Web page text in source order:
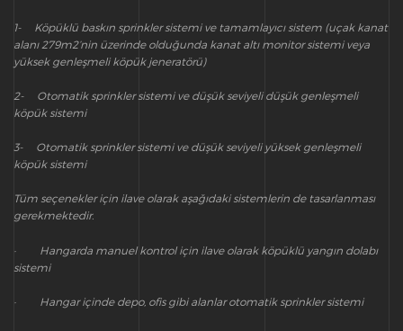
1- Köpüklü baskın sprinkler sistemi ve tamamlayıcı sistem (uçak kanat
alanı 279m2’nin üzerinde olduğunda kanat altı monitor sistemi veya
yüksek genleşmeli köpük jeneratörü)
2- Otomatik sprinkler sistemi ve düşük seviyeli düşük genleşmeli
köpük sistemi
3- Otomatik sprinkler sistemi ve düşük seviyeli yüksek genleşmeli
köpük sistemi
Tüm seçenekler için ilave olarak aşağıdaki sistemlerin de tasarlanması
gerekmektedir.
· Hangarda manuel kontrol için ilave olarak köpüklü yangın dolabı
sistemi
· Hangar içinde depo, ofis gibi alanlar otomatik sprinkler sistemi